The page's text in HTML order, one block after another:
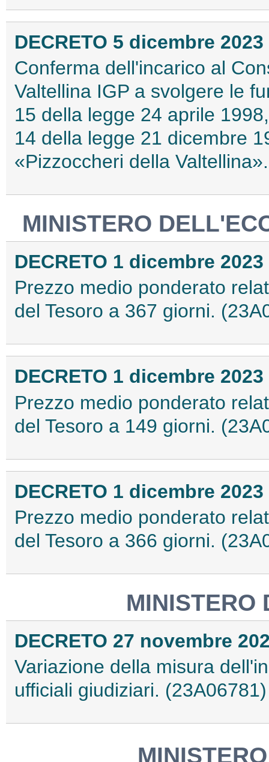
DECRETO 5 dicembre 2023
Conferma dell'incarico al
Valtellina IGP a svolgere le
15 della legge 24 aprile
14 della legge 21 dicembre
«Pizzoccheri della
MINISTERO
DECRETO 1 dicembre 2023
Prezzo medio ponderato
del Tesoro a 367 giorni.
DECRETO 1 dicembre 2023
Prezzo medio ponderato
del Tesoro a 149 giorni.
DECRETO 1 dicembre 2023
Prezzo medio ponderato
del Tesoro a 366 giorni.
MINISTERO
DECRETO 27 novembre
Variazione della misura
ufficiali giudiziari. (23A06781)